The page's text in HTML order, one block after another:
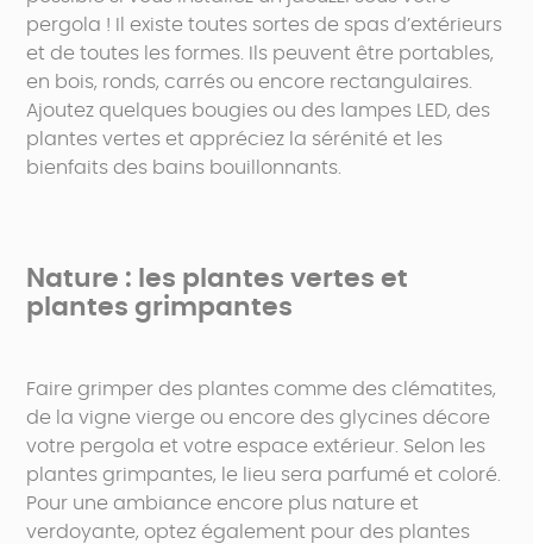
pergola ! Il existe toutes sortes de spas d’extérieurs
et de toutes les formes. Ils peuvent être portables,
en bois, ronds, carrés ou encore rectangulaires.
Ajoutez quelques bougies ou des lampes LED, des
plantes vertes et appréciez la sérénité et les
bienfaits des bains bouillonnants.
Nature : les plantes vertes et
plantes grimpantes
Faire grimper des plantes comme des clématites,
de la vigne vierge ou encore des glycines décore
votre pergola et votre espace extérieur. Selon les
plantes grimpantes, le lieu sera parfumé et coloré.
Pour une ambiance encore plus nature et
verdoyante, optez également pour des plantes